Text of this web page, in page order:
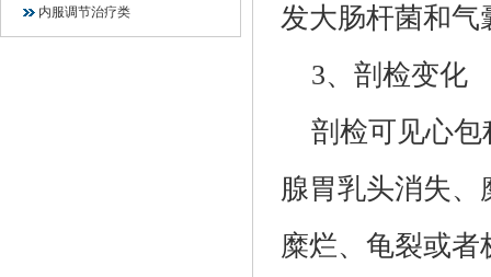
内服调节治疗类
发大肠杆菌和气
3、剖检变化
剖检可见心包
腺胃乳头消失
糜烂、龟裂或